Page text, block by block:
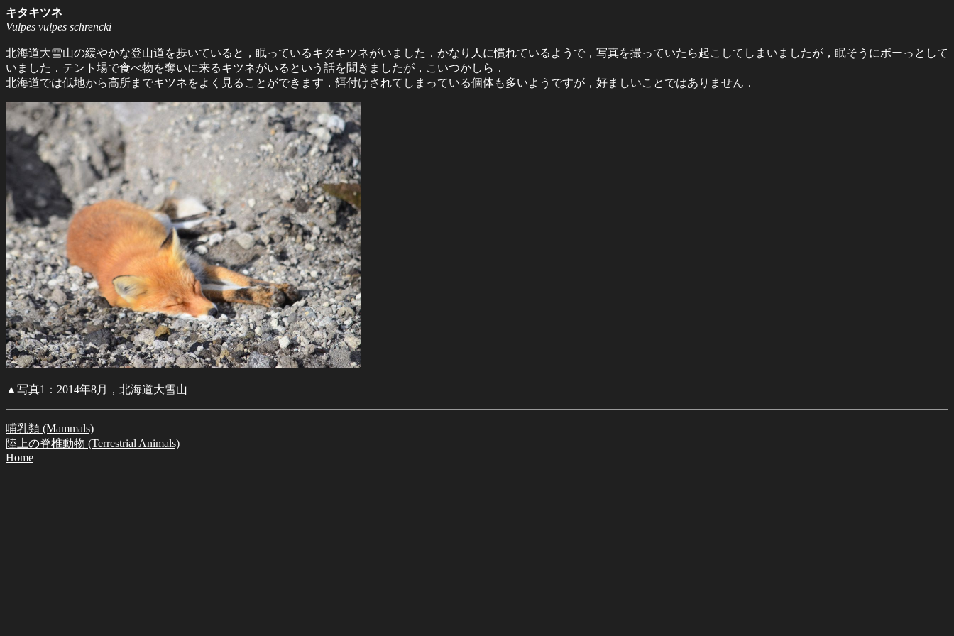
キタキツネ
Vulpes vulpes schrencki
北海道大雪山の緩やかな登山道を歩いていると，眠っているキタキツネがいました．かなり人に慣れているようで，写真を撮っていたら起こしてしまいましたが，眠そうにボーっとして
いました．テント場で食べ物を奪いに来るキツネがいるという話を聞きましたが，こいつかしら．
北海道では低地から高所までキツネをよく見ることができます．餌付けされてしまっている個体も多いようですが，好ましいことではありません．
▲写真1：2014年8月，北海道大雪山
哺乳類 (Mammals)
陸上の脊椎動物 (Terrestrial Animals)
Home